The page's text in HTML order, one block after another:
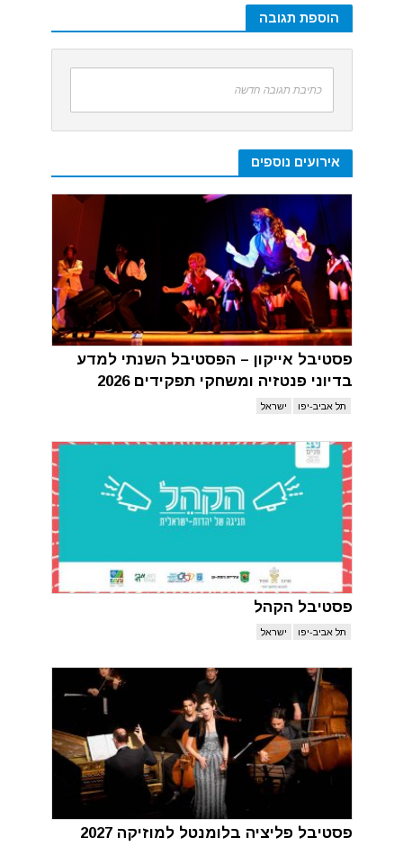
הוספת תגובה
כתיבת תגובה חדשה
אירועים נוספים
פסטיבל אייקון – הפסטיבל השנתי למדע
בדיוני פנטזיה ומשחקי תפקידים 2026
תל אביב-יפו ישראל
פסטיבל הקהל
תל אביב-יפו ישראל
פסטיבל פליציה בלומנטל למוזיקה 2027